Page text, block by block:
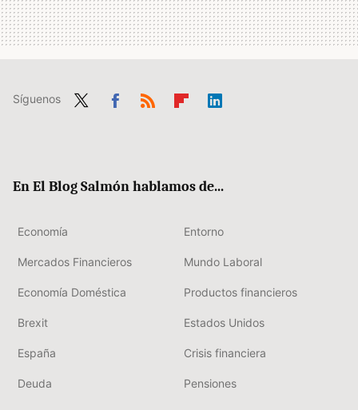
Síguenos
En El Blog Salmón hablamos de...
Economía Entorno
Mercados Financieros Mundo Laboral
Economía Doméstica Productos financieros
Brexit Estados Unidos
España Crisis financiera
Deuda Pensiones